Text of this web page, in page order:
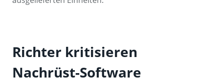
Richter kritisieren
Nachrüst-Software